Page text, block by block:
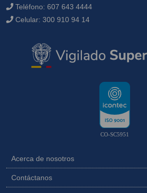
Teléfono: 607 643 4444
Celular: 300 910 94 14
CO-SC5951
Acerca de nosotros
Contáctanos